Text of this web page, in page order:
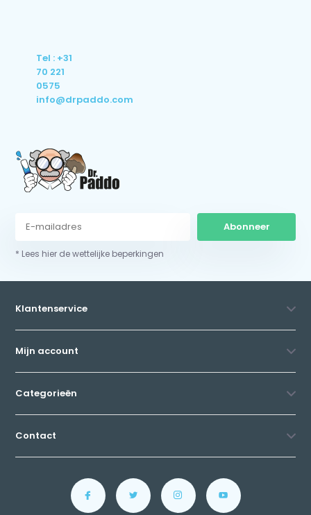
Tel : +31
70 221
0575
info@drpaddo.com
Abonneer
* Lees hier de wettelijke beperkingen
Klantenservice
Mijn account
Categorieën
Contact